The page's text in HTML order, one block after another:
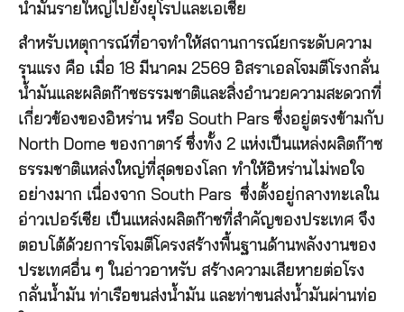
น้ำมันรายใหญ่ไปยังยุโรปและเอเชีย
สำหรับเหตุการณ์ที่อาจทำให้สถานการณ์ยกระดับความ
รุนแรง คือ เมื่อ 18 มีนาคม 2569 อิสราเอลโจมตีโรงกลั่น
น้ำมันและผลิตก๊าซธรรมชาติและสิ่งอำนวยความสะดวกที่
เกี่ยวข้องของอิหร่าน หรือ South Pars ซึ่งอยู่ตรงข้ามกับ
North Dome ของกาตาร์ ซึ่งทั้ง 2 แห่งเป็นแหล่งผลิตก๊าซ
ธรรมชาติแหล่งใหญ่ที่สุดของโลก ทำให้อิหร่านไม่พอใจ
อย่างมาก เนื่องจาก South Pars ซึ่งตั้งอยู่กลางทะเลใน
อ่าวเปอร์เซีย เป็นแหล่งผลิตก๊าซที่สำคัญของประเทศ จึง
ตอบโต้ด้วยการโจมตีโครงสร้างพื้นฐานด้านพลังงานของ
ประเทศอื่น ๆ ในอ่าวอาหรับ สร้างความเสียหายต่อโรง
กลั่นน้ำมัน ท่าเรือขนส่งน้ำมัน และท่าขนส่งน้ำมันผ่านท่อ